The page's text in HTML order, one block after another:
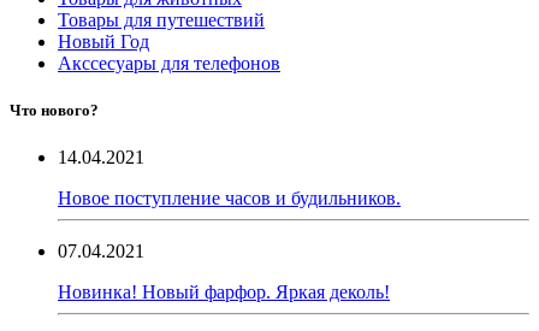
Товары для путешествий
Новый Год
Акссесуары для телефонов
Что нового?
14.04.2021
Новое поступление часов и будильников.
07.04.2021
Новинка! Новый фарфор. Яркая деколь!